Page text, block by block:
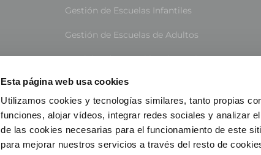
Esta página web usa cookies
Utilizamos cookies y tecnologías similares, tanto propias
funciones, alojar vídeos, integrar redes sociales y analizar
de las cookies necesarias para el funcionamiento de este
para mejorar nuestros servicios a través del resto de
Gestión de Escuelas Infantiles
Gestión de Escuelas de Adultos
Servicios de Atención a las Mujeres
Gestión de Centros Residenciales
Servicios de Atención Domiciliaria (SAD)